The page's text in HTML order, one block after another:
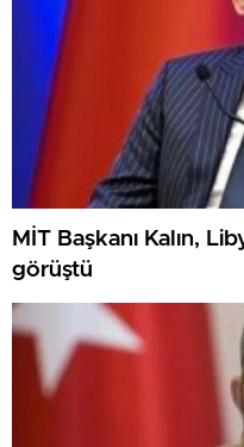
MİT Başkanı Kalın,
görüştü